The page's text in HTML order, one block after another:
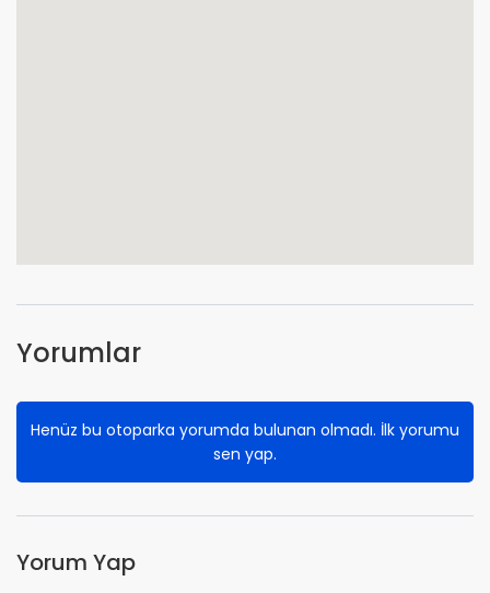
Yorumlar
Henüz bu otoparka yorumda bulunan olmadı. İlk yorumu
sen yap.
Yorum Yap